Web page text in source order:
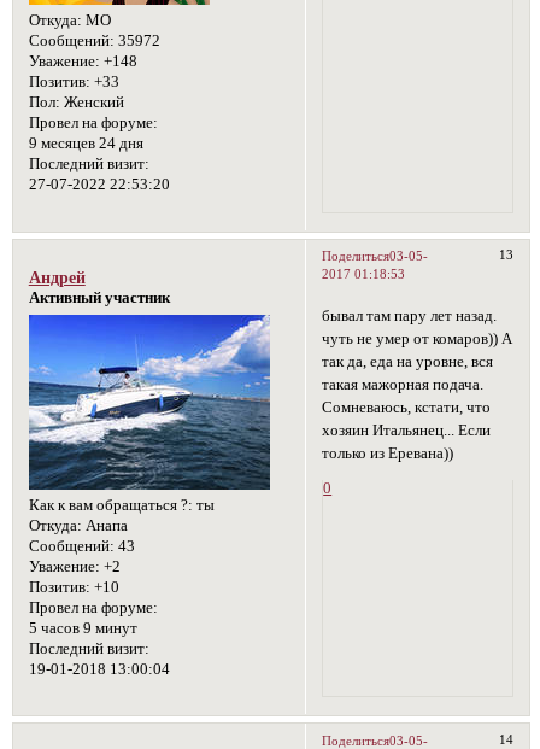
Откуда: МО
Сообщений: 35972
Уважение: +148
Позитив: +33
Пол: Женский
Провел на форуме:
9 месяцев 24 дня
Последний визит:
27-07-2022 22:53:20
Поделиться 13
03-05-
2017 01:18:53
Андрей
Активный участник
Как к вам обращаться ?: ты
Откуда: Анапа
Сообщений: 43
Уважение: +2
Позитив: +10
Провел на форуме:
5 часов 9 минут
Последний визит:
19-01-2018 13:00:04
бывал там пару лет назад.
чуть не умер от комаров)) А
так да, еда на уровне, вся
такая мажорная подача.
Сомневаюсь, кстати, что
хозяин Итальянец... Если
только из Еревана))
0
Поделиться 14
03-05-